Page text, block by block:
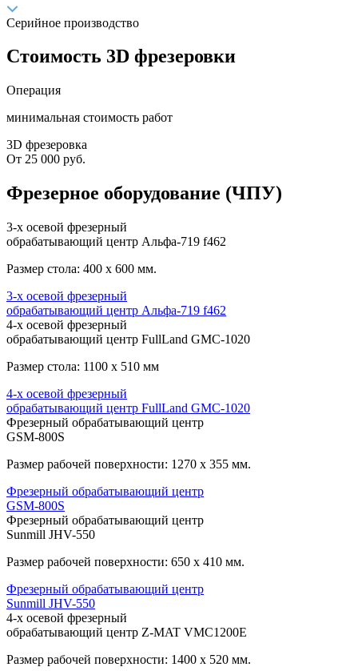
Серийное производство
Стоимость 3D фрезеровки
Операция
минимальная стоимость работ
3D фрезеровка
От 25 000 руб.
Фрезерное оборудование (ЧПУ)
3-х осевой фрезерный
обрабатывающий центр Альфа-719 f462
Размер стола: 400 x 600 мм.
3-х осевой фрезерный
обрабатывающий центр Альфа-719 f462
4-х осевой фрезерный
обрабатывающий центр FullLand GMC-1020
Размер стола: 1100 х 510 мм
4-х осевой фрезерный
обрабатывающий центр FullLand GMC-1020
Фрезерный обрабатывающий центр
GSM-800S
Размер рабочей поверхности: 1270 х 355 мм.
Фрезерный обрабатывающий центр
GSM-800S
Фрезерный обрабатывающий центр
Sunmill JHV-550
Размер рабочей поверхности: 650 х 410 мм.
Фрезерный обрабатывающий центр
Sunmill JHV-550
4-х осевой фрезерный
обрабатывающий центр Z-MAT VMC1200E
Размер рабочей поверхности: 1400 х 520 мм.